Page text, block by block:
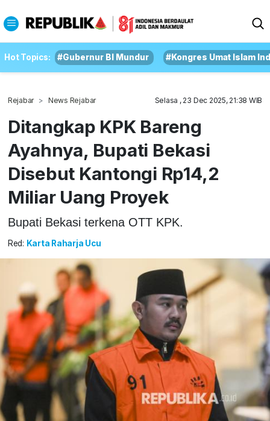
Hot Topics: #Gubernur BI Mundur #Kongres Umat Islam
Rejabar News Rejabar Selasa , 23 Dec 2025, 21:38 WIB
Ditangkap KPK Bareng
Ayahnya, Bupati Bekasi
Disebut Kantongi Rp14,2
Miliar Uang Proyek
Bupati Bekasi terkena OTT KPK.
Red: Karta Raharja Ucu